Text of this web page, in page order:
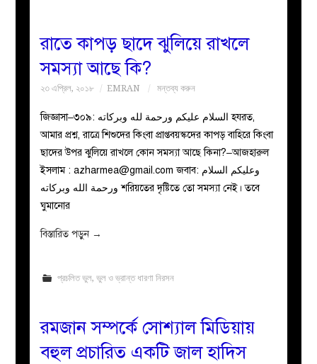
রাতে কাপড় ছাদে ঝুলিয়ে রাখলে
সমস্যা আছে কি?
২৩ এপ্রিল, ২০১৮ EMRAN মন্তব্য করুন
জিজ্ঞাসা–৩০৯: السلام عليكم ورحمة لله وبركاته হযরত,
আমার প্রশ্ন, রাত্রে শিশুদের কিংবা প্রাপ্তবয়স্কদের কাপড় বাহিরে কিংবা
ছাদের উপর ঝুলিয়ে রাখলে কোন সমস্যা আছে কিনা?–আজহারুল
ইসলাম :azharmea@gmail.com জবাব: وعليكم السلام
ورحمة الله وبركاته শরিয়তের দৃষ্টিতে তো সমস্যা নেই। তবে
ঘুমানোর
বিস্তারিত পড়ুন →
প্রচলিত ভুল, ভুল ও ভ্রান্ত ধারণা নিরসন
রমজান সম্পর্কে সোশ্যাল মিডিয়ায়
বহুল প্রচারিত একটি জাল হাদিস